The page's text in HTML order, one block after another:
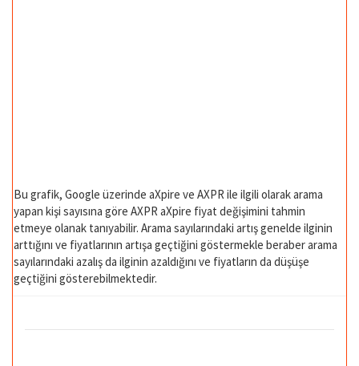
Bu grafik, Google üzerinde aXpire ve AXPR ile ilgili olarak arama
yapan kişi sayısına göre AXPR aXpire fiyat değişimini tahmin
etmeye olanak tanıyabilir. Arama sayılarındaki artış genelde ilginin
arttığını ve fiyatlarının artışa geçtiğini göstermekle beraber arama
sayılarındaki azalış da ilginin azaldığını ve fiyatların da düşüşe
geçtiğini gösterebilmektedir.